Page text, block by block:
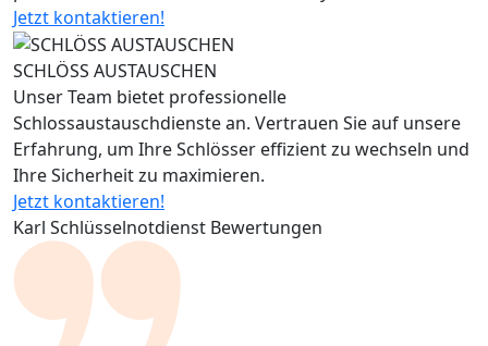
Jetzt kontaktieren!
SCHLÖSS AUSTAUSCHEN
Unser Team bietet professionelle
Schlossaustauschdienste an. Vertrauen Sie auf unsere
Erfahrung, um Ihre Schlösser effizient zu wechseln und
Ihre Sicherheit zu maximieren.
Jetzt kontaktieren!
Karl Schlüsselnotdienst Bewertungen